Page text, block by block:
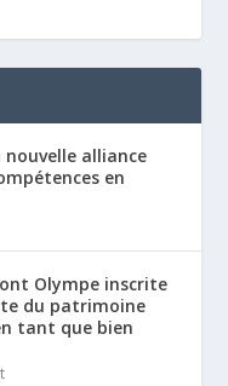
nouvelle alliance
en
Olympe inscrite
du patrimoine
tant que bien